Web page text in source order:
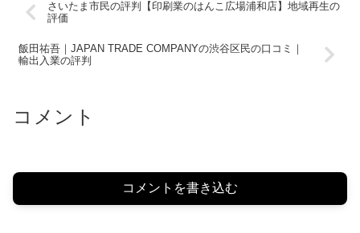
さいたま市民の評判【印刷業のはんこ広場浦和店】地域再生の
評価
飯田祐吾｜JAPAN TRADE COMPANYの渋谷区民の口コミ｜
輸出入業の評判
コメント
コメントを書き込む